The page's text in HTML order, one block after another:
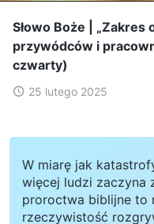
Słowo Boże |
przywódców i
czwarty)
25 lutego 2025
W miarę jak
więcej ludzi zaczyna
proroctwa biblijne to
rzeczywistość